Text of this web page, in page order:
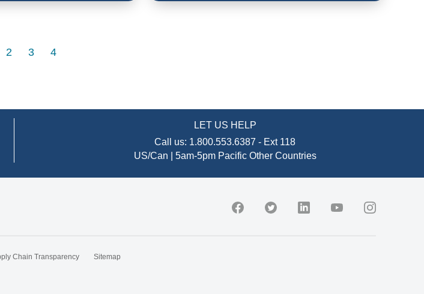
2 3 4
LET US HELP
Call us: 1.800.553.6387 - Ext 118
US/Can | 5am-5pm Pacific Other Countries